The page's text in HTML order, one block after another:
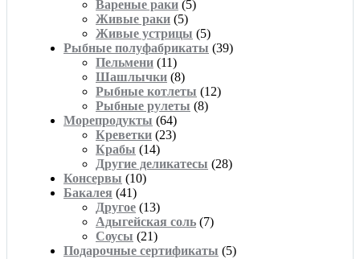
Вареные раки (5)
Живые раки (5)
Живые устрицы (5)
Рыбные полуфабрикаты (39)
Пельмени (11)
Шашлычки (8)
Рыбные котлеты (12)
Рыбные рулеты (8)
Морепродукты (64)
Креветки (23)
Крабы (14)
Другие деликатесы (28)
Консервы (10)
Бакалея (41)
Другое (13)
Адыгейская соль (7)
Соусы (21)
Подарочные сертификаты (5)